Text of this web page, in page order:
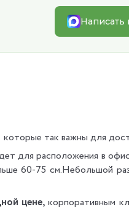
Написать
так важны для
для расположения в
60-75 см.Небольшой
цене, корпоративным